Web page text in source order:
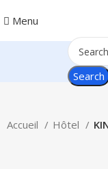
Menu
Search
Accueil Hôtel